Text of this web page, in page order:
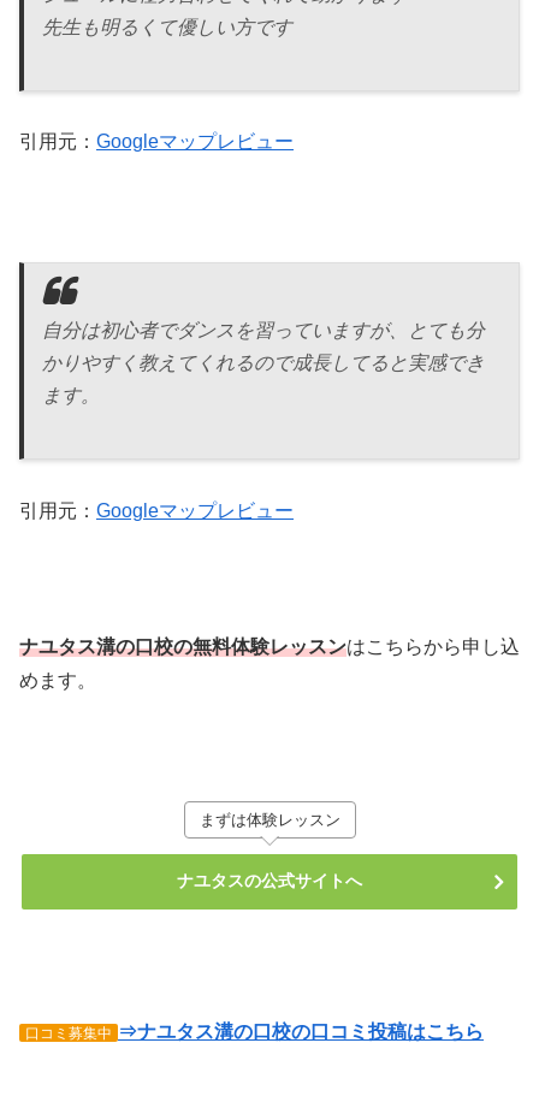
先生も明るくて優しい方です
引用元： Googleマップレビュー
自分は初心者でダンスを習っていますが、とても分
かりやすく教えてくれるので成長してると実感でき
ます。
引用元： Googleマップレビュー
ナユタス溝の口校の無料体験レッスンはこちらから申し込
めます。
まずは体験レッスン
ナユタスの公式サイトへ
口コミ募集中 ⇒ナユタス溝の口校の口コミ投稿はこちら